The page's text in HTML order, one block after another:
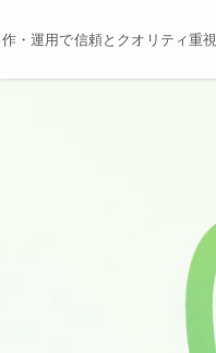
・運用で信頼とクオリティ重